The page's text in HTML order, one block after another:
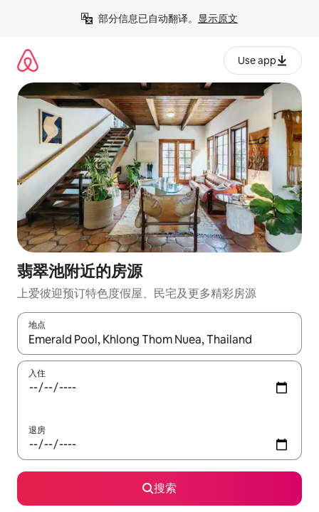
部分信息已自动翻译。 显示原文
Use app
翡翠池附近的房源
上爱彼迎预订特色度假屋、民宅及更多精彩房源
地点
如有搜索结果，请使用上下方向键查看，或通过点击或滑动手势
入住
退房
搜索